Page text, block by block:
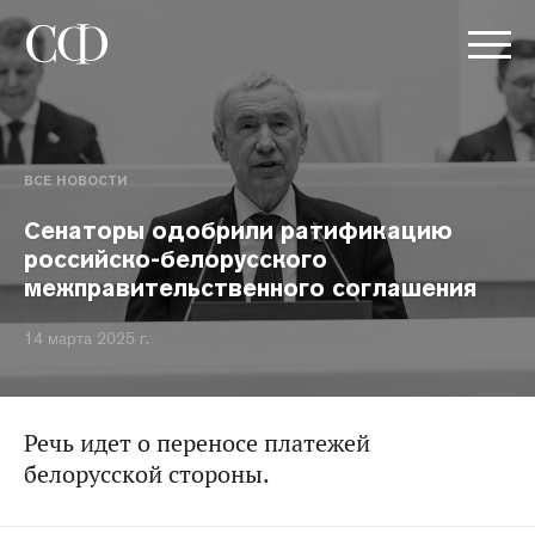
ВСЕ НОВОСТИ
Сенаторы одобрили ратификацию
российско-белорусского
межправительственного соглашения
14 марта 2025 г.
Речь идет о переносе платежей
белорусской стороны.